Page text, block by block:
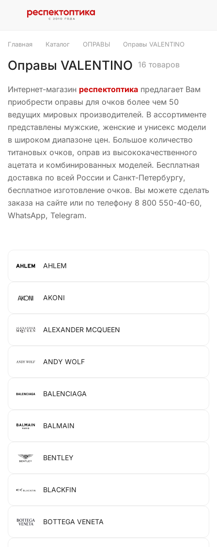
Главная Каталог ОПРАВЫ Оправы VALENTINO
Оправы VALENTINO 16 товаров
Интернет-магазин респектоптика предлагает Вам
приобрести оправы для очков более чем 50
ведущих мировых производителей. В ассортименте
представлены мужские, женские и унисекс модели
в широком диапазоне цен. Большое количество
титановых очков, оправ из высококачественного
ацетата и комбинированных моделей. Бесплатная
доставка по всей России и Санкт-Петербургу,
бесплатное изготовление очков. Вы можете сделать
заказа на сайте или по телефону 8 800 550-40-60,
WhatsApp, Telegram.
AHLEM
AKONI
ALEXANDER MCQUEEN
ANDY WOLF
BALENCIAGA
BALMAIN
BENTLEY
BLACKFIN
BOTTEGA VENETA